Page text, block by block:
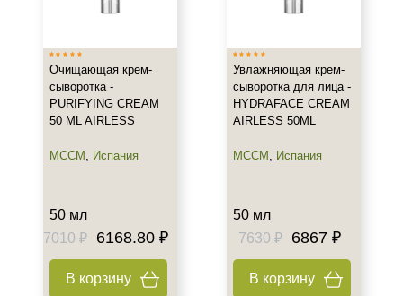
Очищающая крем-
сыворотка -
PURIFYING CREAM
50 ML AIRLESS
MCCM , Испания
50 мл
7010 ₽
6168.80 ₽
В корзину
Увлажняющая крем-
сыворотка для лица -
HYDRAFACE CREAM
AIRLESS 50ML
MCCM , Испания
50 мл
7630 ₽
6867 ₽
В корзину